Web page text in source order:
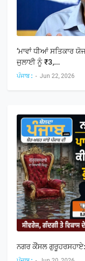
‘ਮਾਵਾਂ ਧੀਆਂ ਸਤਿਕਾਰ
ਜੁਲਾਈ ਨੂੰ ₹3,...
ਪੰਜਾਬ : - Jun 22, 2026
ਨਗਰ ਕੌਂਸਲ